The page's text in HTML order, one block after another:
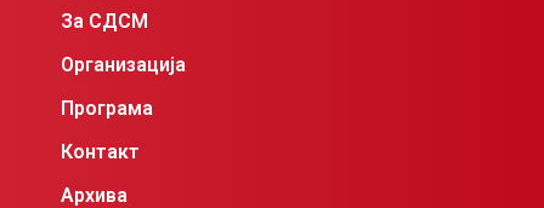
За СДСМ
Организација
Програма
Контакт
Архива